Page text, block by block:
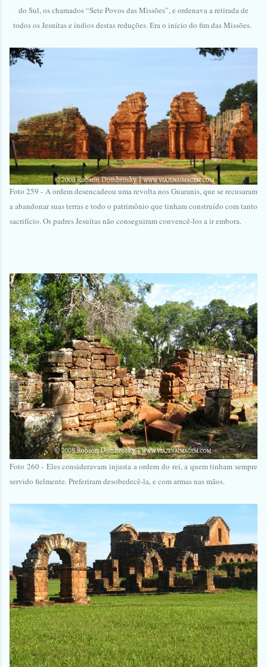
do Sul, os chamados “Sete Povos das Missões”, e ordenava a retirada de
todos os Jesuítas e índios destas reduções. Era o início do fim das Missões.
Foto 259 - A ordem desencadeou uma revolta nos Guaranis, que se recusaram
a abandonar suas terras e todo o patrimônio que tinham construído com tanto
sacrifício. Os padres Jesuítas não conseguiram convencê-los a ir embora.
Foto 260 - Eles consideravam injusta a ordem do rei, a quem tinham sempre
servido fielmente. Preferiram desobedecê-la, e com armas nas mãos.